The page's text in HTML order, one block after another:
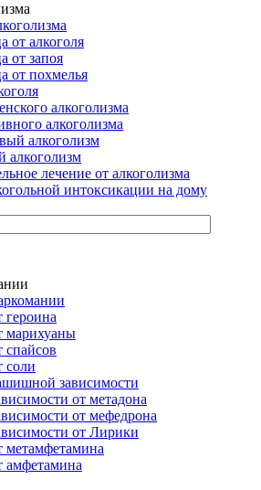
от алкоголя
от запоя
от похмелья
алкоголизма
алкоголизма
алкоголизм
алкоголизм
лечение от алкоголизма
интоксикации на дому
героина
марихуаны
спайсов
соли
зависимости
от метадона
от мефедрона
от Лирики
метамфетамина
амфетамина